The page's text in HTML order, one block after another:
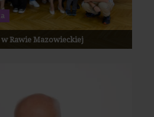
w Rawie Mazowieckiej